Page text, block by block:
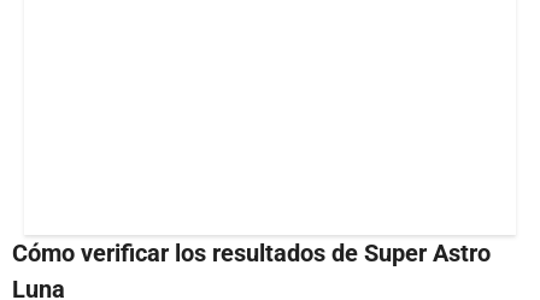
Cómo verificar los resultados de Super Astro
Luna